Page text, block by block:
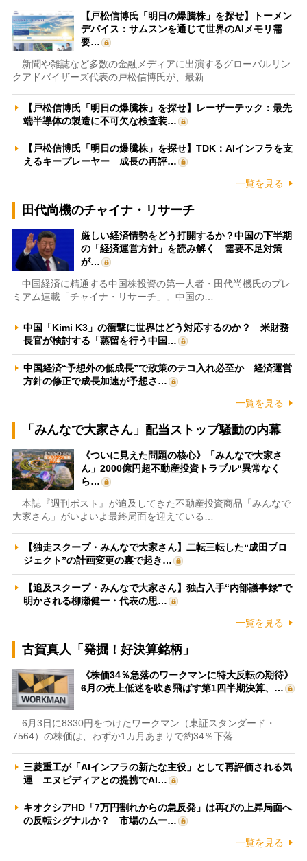
【戸松信博氏「明日の爆騰株」を探せ】トーメン
デバイス：サムスンを通じて世界のAIメモリ需
要…
新聞や雑誌など多数の金融メディアに出演するグローバルリン
クアドバイザーズ代表の戸松信博氏が、最新…
【戸松信博氏「明日の爆騰株」を探せ】レーザーテック：最先
端半導体の製造に不可欠な検査装…
【戸松信博氏「明日の爆騰株」を探せ】TDK：AIインフラを支
えるキープレーヤー 成長の再評…
一覧を見る
田代尚機のチャイナ・リサーチ
厳しい経済情勢をどう打開するか？中国の下半期
の「経済運営方針」を読み解く 需要不足対策
が…
中国経済に精通する中国株投資の第一人者・田代尚機氏のプレ
ミアム連載「チャイナ・リサーチ」。中国の…
中国「Kimi K3」の衝撃に世界はどう対応するのか？ 米財務
長官が検討する「蒸留を行う中国…
中国経済“予想外の低成長”で政策のテコ入れ必至か 経済運営
方針の修正で成長加速が予想さ…
一覧を見る
「みんなで大家さん」配当ストップ騒動の内幕
《ついに見えた問題の核心》「みんなで大家さ
ん」2000億円超不動産投資トラブル“異常なく
ら…
本誌『週刊ポスト』が追及してきた不動産投資商品「みんなで
大家さん」がいよいよ最終局面を迎えている…
【独走スクープ・みんなで大家さん】二転三転した“成田プロ
ジェクト”の計画変更の裏で起き…
【追及スクープ・みんなで大家さん】独占入手“内部議事録”で
明かされる柳瀬健一・代表の思…
一覧を見る
古賀真人「発掘！好決算銘柄」
《株価34％急落のワークマンに特大反転の期待》
6月の売上低迷を吹き飛ばす第1四半期決算、…
6月3日に8330円をつけたワークマン（東証スタンダード・
7564）の株価は、わずか1カ月あまりで約34％下落…
三菱重工が「AIインフラの新たな主役」として再評価される気
運 エヌビディアとの提携でAI…
キオクシアHD「7万円割れからの急反発」は再びの上昇局面へ
の反転シグナルか？ 市場のムー…
一覧を見る